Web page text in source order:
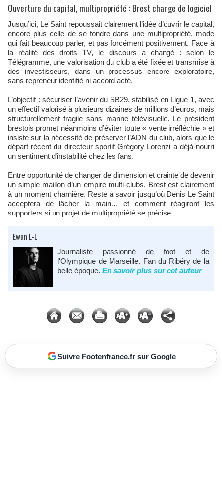
Ouverture du capital, multipropriété : Brest change de logiciel
Jusqu’ici, Le Saint repoussait clairement l’idée d’ouvrir le capital,
encore plus celle de se fondre dans une multipropriété, mode
qui fait beaucoup parler, et pas forcément positivement. Face à
la réalité des droits TV, le discours a changé : selon le
Télégramme, une valorisation du club a été fixée et transmise à
des investisseurs, dans un processus encore exploratoire,
sans repreneur identifié ni accord acté.
L’objectif : sécuriser l’avenir du SB29, stabilisé en Ligue 1, avec
un effectif valorisé à plusieurs dizaines de millions d’euros, mais
structurellement fragile sans manne télévisuelle. Le président
brestois promet néanmoins d’éviter toute « vente irréfléchie » et
insiste sur la nécessité de préserver l’ADN du club, alors que le
départ récent du directeur sportif Grégory Lorenzi a déjà nourri
un sentiment d’instabilité chez les fans.
Entre opportunité de changer de dimension et crainte de devenir
un simple maillon d’un empire multi-clubs, Brest est clairement
à un moment charnière. Reste à savoir jusqu’où Denis Le Saint
acceptera de lâcher la main… et comment réagiront les
supporters si un projet de multipropriété se précise.
Ewan L-L
Journaliste passionné de foot et de
l'Olympique de Marseille. Fan du Ribéry de la
belle époque. En savoir plus sur cet auteur
Suivre Footenfrance.fr sur Google